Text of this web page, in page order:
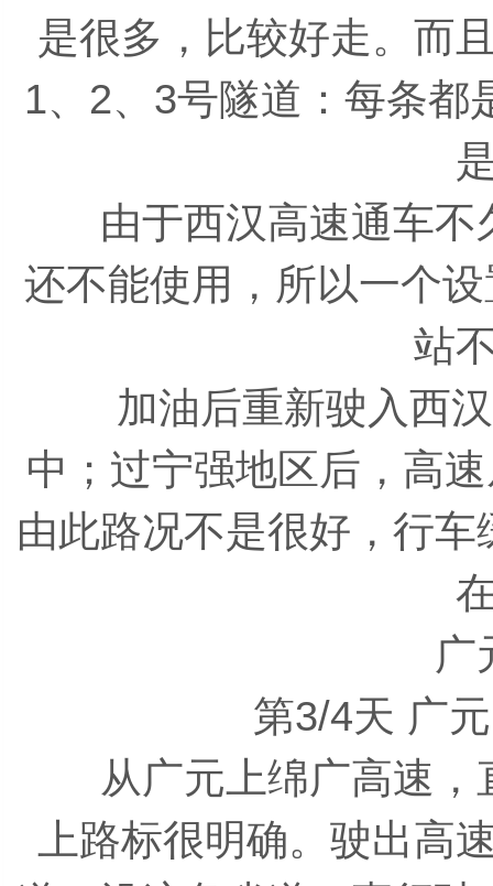
是很多，比较好走。而
1、2、3号隧道：每条都
由于西汉高速通车不
还不能使用，所以一个
站
加油后重新驶入西汉
中；过宁强地区后，高
由此路况不是很好，行
广
第3/4天 广元
从广元上绵广高速，
上路标很明确。驶出高